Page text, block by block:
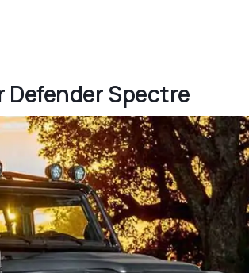
Defender Spectre